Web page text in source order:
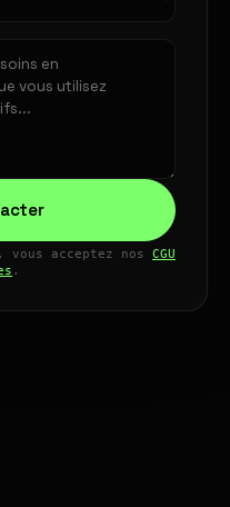
vous acceptez nos CGU
.